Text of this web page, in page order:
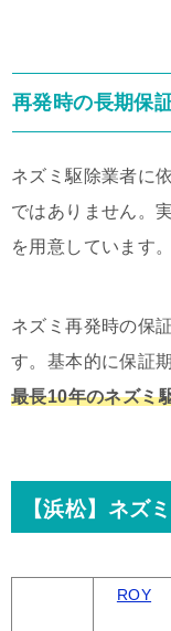
再発時の長期保
ネズミ駆除業者に
ではありません。
を用意しています。
ネズミ再発時の保
す。基本的に保証
最長10年のネズミ
【浜松】ネズ
ROY